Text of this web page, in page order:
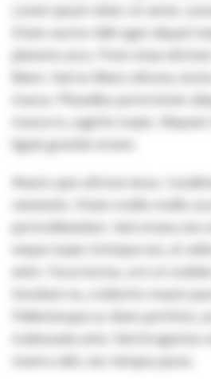
Lorem ipsum dolor sit amet,
Etiam auctor nibh eget aliquet
pharetra arcu. Proin vitae
libero. Sed ac libero ultrices,
massa. Phasellus porta lorem
massa in, sagittis turpis.
ligula gravida ornare.
Mauris quis ultrices lacus.
venenatis. Etiam mollis mollis
porta bibendum. Sed ornare, leo
neque turpis tristique nisi, at
enim. Fusce luctus, orci ut
tincidunt ex, a lobortis mauris
Pellentesque ac diam porttitor,
malesuada ante. Sed id egestas
viverra velit, nec tempus purus.